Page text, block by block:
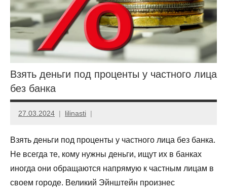
Взять деньги под проценты у частного лица
без банка
27.03.2024 lilinasti
Взять деньги под проценты у частного лица без банка.
Не всегда те, кому нужны деньги, ищут их в банках
иногда они обращаются напрямую к частным лицам в
своем городе. Великий Эйнштейн произнес